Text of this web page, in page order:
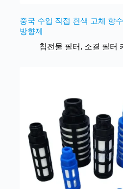
중국 수입 직접 흰색 고체 향
방향제
침전물 필터 , 소결 필터